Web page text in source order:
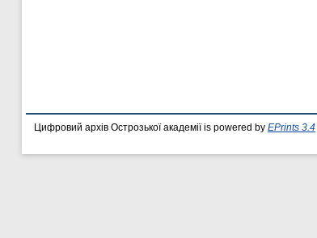
Цифровий архів Острозької академії is powered by EPrints 3.4